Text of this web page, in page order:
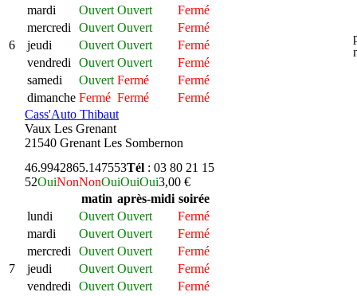
6
mardi
Ouvert Ouvert
Fermé
mercredi
Ouvert Ouvert
Fermé
jeudi
Ouvert Ouvert
Fermé
vendredi
Ouvert Ouvert
Fermé
samedi
Ouvert Fermé
Fermé
dimanche Fermé Fermé
Fermé
Cass'Auto Thibaut
Vaux Les Grenant
21540 Grenant Les Sombernon
7
46.9942865.147553Tél : 03 80 21 15
52OuiNonNonOuiOuiOui3,00 €
matin après-midi soirée
lundi
Ouvert Ouvert
Fermé
mardi
Ouvert Ouvert
Fermé
mercredi
Ouvert Ouvert
Fermé
jeudi
Ouvert Ouvert
Fermé
vendredi
Ouvert Ouvert
Fermé